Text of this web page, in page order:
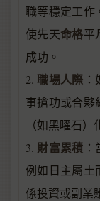
職等穩定工作
使先天命格平
成功。
2. 職場人際
事搶功或合夥
（如黑曜石）
3. 財富累積
例如日主屬土
係投資或副業